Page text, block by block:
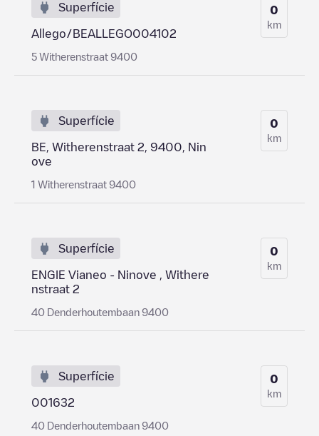
Superfície
Allego/BEALLEGO004102
5 Witherenstraat 9400
0
km
Superfície
BE, Witherenstraat 2, 9400, Nin
ove
1 Witherenstraat 9400
0
km
Superfície
ENGIE Vianeo - Ninove , Withere
nstraat 2
40 Denderhoutembaan 9400
0
km
Superfície
001632
40 Denderhoutembaan 9400
0
km